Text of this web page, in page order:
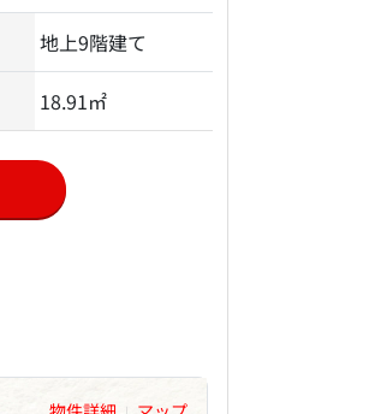
地上9階建て
18.91㎡